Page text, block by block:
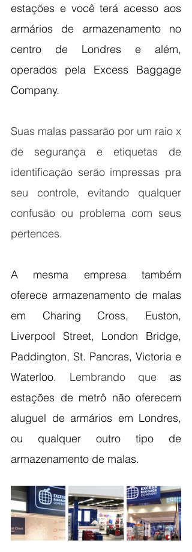
estações e você terá acesso aos
armários de armazenamento no
centro de Londres e além,
operados pela Excess Baggage
Company.
Suas malas passarão por um raio x
de segurança e etiquetas de
identificação serão impressas pra
seu controle, evitando qualquer
confusão ou problema com seus
pertences.
A mesma empresa também
oferece armazenamento de malas
em Charing Cross, Euston,
Liverpool Street, London Bridge,
Paddington, St. Pancras, Victoria e
Waterloo. Lembrando que as
estações de metrô não oferecem
aluguel de armários em Londres,
ou qualquer outro tipo de
armazenamento de malas.